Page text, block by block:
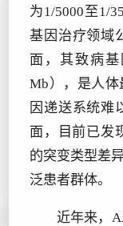
为1/5000至1/
基因治疗领域
面，其致病
Mb），是人
因递送系统难
面，目前已发
的突变类型差
泛患者群体。
近年来，